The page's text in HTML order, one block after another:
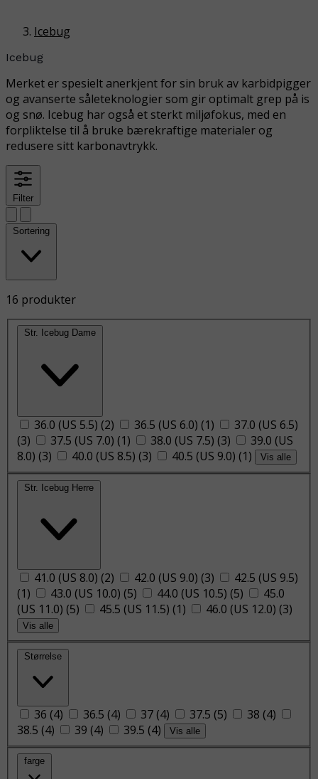
Icebug
Icebug
Merket er spesielt anerkjent for sin bruk av karbidpigger
og avanserte såleteknologier som gir optimalt grep på is
og snø. Icebug har også et sterkt miljøfokus, med en
forpliktelse til å bruke bærekraftige materialer og
redusere sitt karbonavtrykk.
Filter
Sortering
16 produkter
Str. Icebug Dame
36.0 (US 5.5) (2) 36.5 (US 6.0) (1)
37.0 (US 6.5)
(3) 37.5 (US 7.0) (1) 38.0 (US 7.5) (3)
39.0 (US
8.0) (3) 40.0 (US 8.5) (3) 40.5 (US 9.0) (1) Vis alle
Str. Icebug Herre
41.0 (US 8.0) (2) 42.0 (US 9.0) (3)
42.5 (US 9.5)
(1) 43.0 (US 10.0) (5) 44.0 (US 10.5) (5)
45.0
(US 11.0) (5) 45.5 (US 11.5) (1) 46.0 (US 12.0) (3)
Vis alle
Størrelse
36 (4) 36.5 (4) 37 (4) 37.5 (5) 38 (4)
38.5 (4) 39 (4) 39.5 (4) Vis alle
farge